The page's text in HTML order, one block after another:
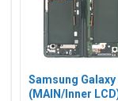
Samsung
(MAIN/Inner